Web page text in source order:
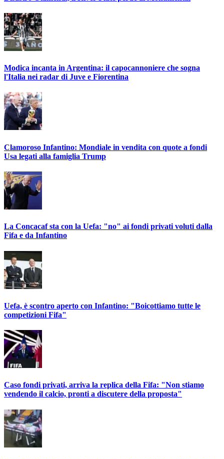
Modica incanta in Argentina: il capocannoniere che sogna
l'Italia nei radar di Juve e Fiorentina
Clamoroso Infantino: Mondiale in vendita con quote a fondi
Usa legati alla famiglia Trump
La Concacaf sta con la Uefa: "no" ai fondi privati voluti dalla
Fifa e da Infantino
Uefa, è scontro aperto con Infantino: "Boicottiamo tutte le
competizioni Fifa"
Caso fondi privati, arriva la replica della Fifa: "Non stiamo
vendendo il calcio, pronti a discutere della proposta"